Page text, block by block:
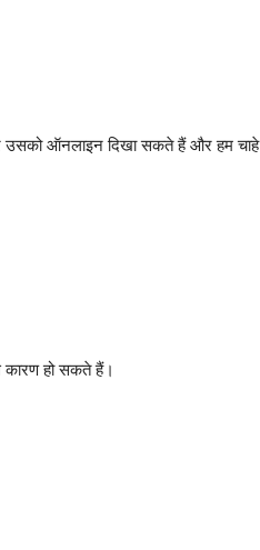
ऑनलाइन दिखा सकते हैं और हम चाहे
कारण हो सकते हैं।